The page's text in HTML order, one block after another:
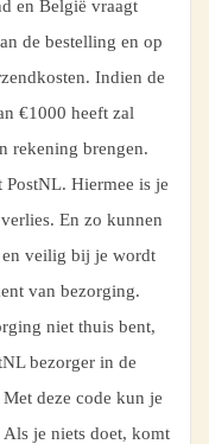
en België vraagt
de bestelling en op
Indien de
€1000 heeft zal
rekening brengen.
Hiermee is je
En zo kunnen
en veilig bij je wordt
van bezorging.
niet thuis bent,
bezorger in de
deze code kun je
je niets doet, komt